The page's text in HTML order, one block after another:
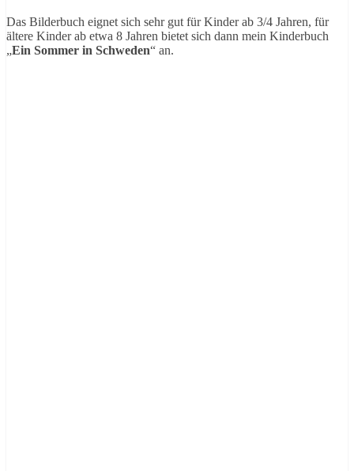
Das Bilderbuch eignet sich sehr gut für Kinder ab 3/4 Jahren, für
ältere Kinder ab etwa 8 Jahren bietet sich dann mein Kinderbuch
„Ein Sommer in Schweden“ an.